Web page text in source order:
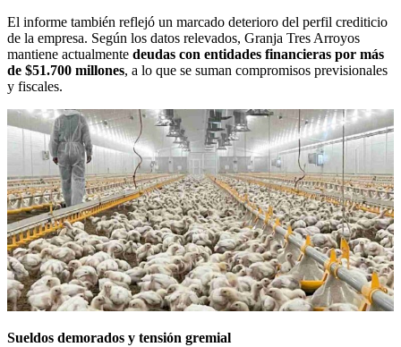
El informe también reflejó un marcado deterioro del perfil crediticio
de la empresa. Según los datos relevados, Granja Tres Arroyos
mantiene actualmente deudas con entidades financieras por más
de $51.700 millones, a lo que se suman compromisos previsionales
y fiscales.
Sueldos demorados y tensión gremial